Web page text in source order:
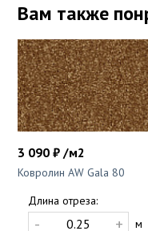
Вам также
3 090 ₽ /м2
Ковролин AW Gala 80
Длина отреза:
- + м